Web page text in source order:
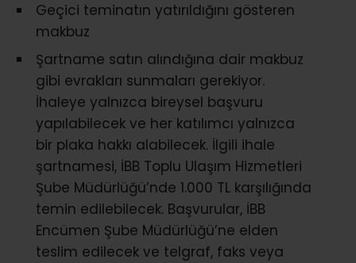
Geçici teminatın yatırıldığını gösteren
makbuz
Şartname satın alındığına dair makbuz
gibi evrakları sunmaları gerekiyor.
İhaleye yalnızca bireysel başvuru
yapılabilecek ve her katılımcı yalnızca
bir plaka hakkı alabilecek. İlgili ihale
şartnamesi, İBB Toplu Ulaşım Hizmetleri
Şube Müdürlüğü’nde 1.000 TL karşılığında
temin edilebilecek. Başvurular, İBB
Encümen Şube Müdürlüğü’ne elden
teslim edilecek ve telgraf, faks veya